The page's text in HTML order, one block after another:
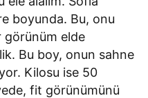
boyunda. Bu, onu
görünüm elde
Bu boy, onun sahne
Kilosu ise 50
fit görünümünü